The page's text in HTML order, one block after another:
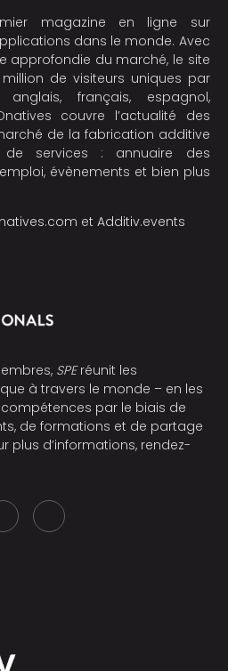
magazine en ligne sur
dans le monde. Avec
approfondie du marché, le site
de visiteurs uniques par
français, espagnol,
couvre l’actualité des
de la fabrication additive
services : annuaire des
évènements et bien plus
et Additiv.events
SPEréunit les
à travers le monde – en les
par le biais de
de formations et de partage
plus d’informations, rendez-